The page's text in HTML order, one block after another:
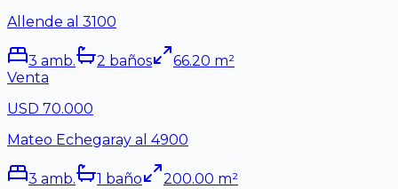
Allende al 3100
3 amb. 2 baños 66.20 m²
Venta
USD 70.000
Mateo Echegaray al 4900
3 amb. 1 baño 200.00 m²